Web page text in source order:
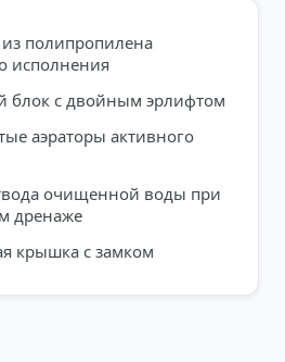
полипропилена
исполнения
блок с двойным эрлифтом
аэраторы активного
очищенной воды при
дренаже
крышка с замком